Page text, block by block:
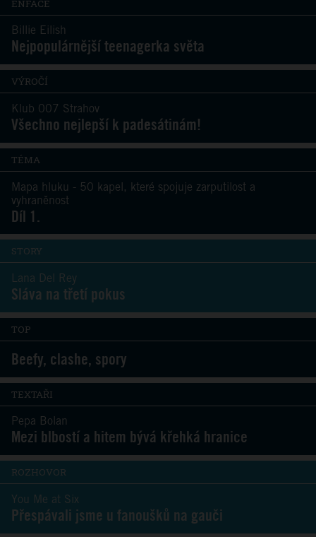
ENFACE
Billie Eilish
Nejpopulárnější teenagerka světa
VÝROČÍ
Klub 007 Strahov
Všechno nejlepší k padesátinám!
TÉMA
Mapa hluku - 50 kapel, které spojuje zarputilost a
vyhraněnost
Díl 1.
STORY
Lana Del Rey
Sláva na třetí pokus
TOP
Beefy, clashe, spory
TEXTAŘI
Pepa Bolan
Mezi blbostí a hitem bývá křehká hranice
ROZHOVOR
You Me at Six
Přespávali jsme u fanoušků na gauči